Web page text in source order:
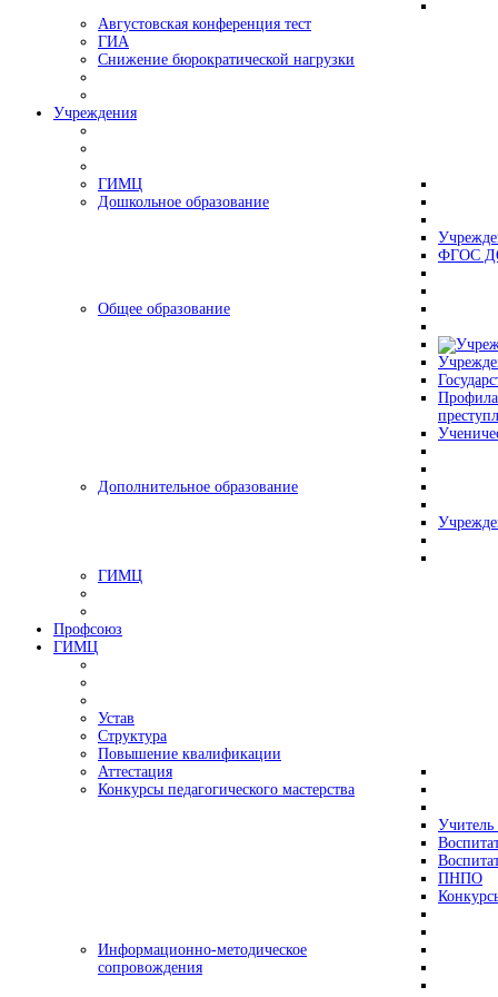
Августовская конференция тест
ГИА
Снижение бюрократической нагрузки
Учреждения
ГИМЦ
Дошкольное образование
ФГОС
Общее образование
Дополнительное образование
ГИМЦ
Профсоюз
ГИМЦ
Устав
Структура
Повышение квалификации
Аттестация
Конкурсы педагогического мастерства
Учитель
ПНПО
Информационно-методическое
сопровождения